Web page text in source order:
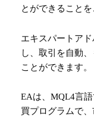
とができること
エキスパートア
し、取引を自動
ことができます。
EAは、MQL4言
買プログラムで